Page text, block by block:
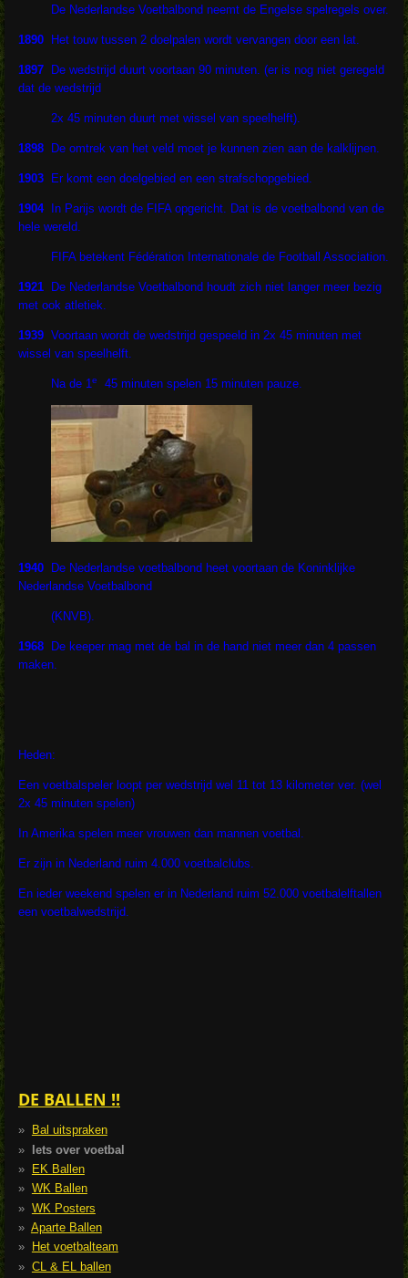
De Nederlandse Voetbalbond neemt de Engelse spelregels over.
1890 Het touw tussen 2 doelpalen wordt vervangen door een lat.
1897 De wedstrijd duurt voortaan 90 minuten. (er is nog niet geregeld
dat de wedstrijd
2x 45 minuten duurt met wissel van speelhelft).
1898 De omtrek van het veld moet je kunnen zien aan de kalklijnen.
1903 Er komt een doelgebied en een strafschopgebied.
1904In Parijs wordt de FIFA opgericht. Dat is de voetbalbond van de
hele wereld.
FIFA betekent Fédération Internationale de Football Association.
1921 De Nederlandse Voetbalbond houdt zich niet langer meer bezig
met ook atletiek.
1939 Voortaan wordt de wedstrijd gespeeld in 2x 45 minuten met
wissel van speelhelft.
Na de 1e 45 minuten spelen 15 minuten pauze.
1940 De Nederlandse voetbalbond heet voortaan de Koninklijke
Nederlandse Voetbalbond
(KNVB).
1968 De keeper mag met de bal in de hand niet meer dan 4 passen
maken.
Heden:
Een voetbalspeler loopt per wedstrijd wel 11 tot 13 kilometer ver. (wel
2x 45 minuten spelen)
In Amerika spelen meer vrouwen dan mannen voetbal.
Er zijn in Nederland ruim 4.000 voetbalclubs.
En ieder weekend spelen er in Nederland ruim 52.000 voetbalelftallen
een voetbalwedstrijd.
DE BALLEN !!
Bal uitspraken
Iets over voetbal
EK Ballen
WK Ballen
WK Posters
Aparte Ballen
Het voetbalteam
CL & EL ballen